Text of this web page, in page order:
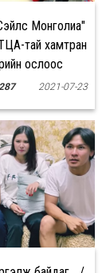
Монголиа"
тай хамтран
ослоос
"Аюулгүй, Аз
2021-07-23